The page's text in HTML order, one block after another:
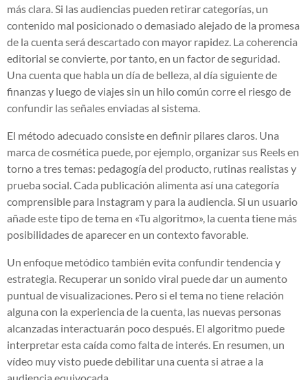
más clara. Si las audiencias pueden retirar categorías, un
contenido mal posicionado o demasiado alejado de la promesa
de la cuenta será descartado con mayor rapidez. La coherencia
editorial se convierte, por tanto, en un factor de seguridad.
Una cuenta que habla un día de belleza, al día siguiente de
finanzas y luego de viajes sin un hilo común corre el riesgo de
confundir las señales enviadas al sistema.
El método adecuado consiste en definir pilares claros. Una
marca de cosmética puede, por ejemplo, organizar sus Reels en
torno a tres temas: pedagogía del producto, rutinas realistas y
prueba social. Cada publicación alimenta así una categoría
comprensible para Instagram y para la audiencia. Si un usuario
añade este tipo de tema en «Tu algoritmo», la cuenta tiene más
posibilidades de aparecer en un contexto favorable.
Un enfoque metódico también evita confundir tendencia y
estrategia. Recuperar un sonido viral puede dar un aumento
puntual de visualizaciones. Pero si el tema no tiene relación
alguna con la experiencia de la cuenta, las nuevas personas
alcanzadas interactuarán poco después. El algoritmo puede
interpretar esta caída como falta de interés. En resumen, un
vídeo muy visto puede debilitar una cuenta si atrae a la
audiencia equivocada.